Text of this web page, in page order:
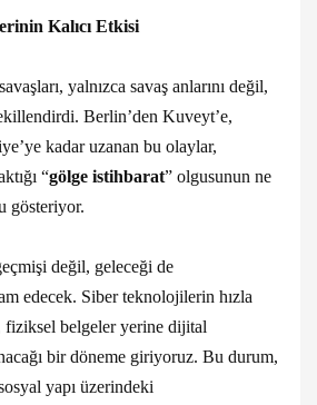
Kalıcı Etkisi
yalnızca savaş anlarını değil,
Berlin’den Kuveyt’e,
kadar uzanan bu olaylar,
“gölge istihbarat” olgusunun ne
gösteriyor.
değil, geleceği de
edecek. Siber teknolojilerin hızla
belgeler yerine dijital
bir döneme giriyoruz. Bu durum,
yapı üzerindeki